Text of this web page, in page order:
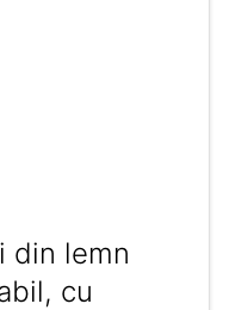
din lemn
cu